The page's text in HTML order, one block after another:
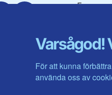
Varsågod!
För att kunna
använda oss av
Youtube
Våra
Vallöften
Visa fler ...